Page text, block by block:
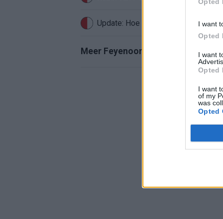
I want
Opted
I want
Opted
I want
of my
was
Opted
Update: Hoe gaat het nu met
Meer Feyenoord-nieuws